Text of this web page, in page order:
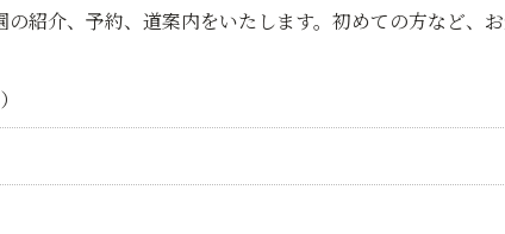
紹介、予約、道案内をいたします。初めての方など、お